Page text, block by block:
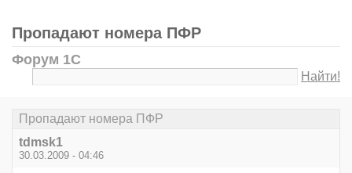
Пропадают номера ПФР
Форум 1С
Найти!
Пропадают номера ПФР
tdmsk1
30.03.2009 - 04:46